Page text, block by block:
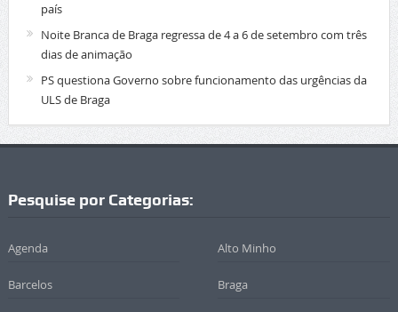
país
Noite Branca de Braga regressa de 4 a 6 de setembro com três
dias de animação
PS questiona Governo sobre funcionamento das urgências da
ULS de Braga
Pesquise por Categorias:
Agenda Alto Minho
Barcelos Braga